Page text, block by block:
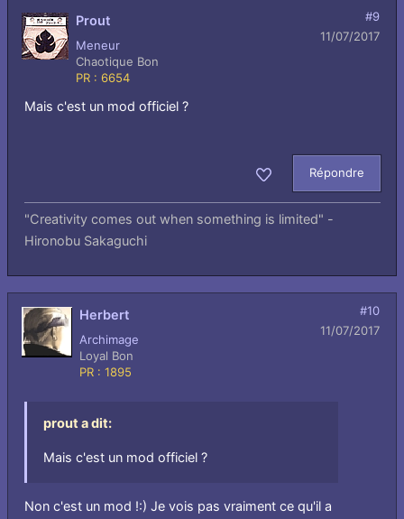
Prout
Meneur
Chaotique Bon
PR : 6654
#9
11/07/2017
Mais c'est un mod officiel ?
Répondre
"Creativity comes out when something is limited" -
Hironobu Sakaguchi
Herbert
Archimage
Loyal Bon
PR : 1895
#10
11/07/2017
prout a dit:
Mais c'est un mod officiel ?
Non c'est un mod !:) Je vois pas vraiment ce qu'il a